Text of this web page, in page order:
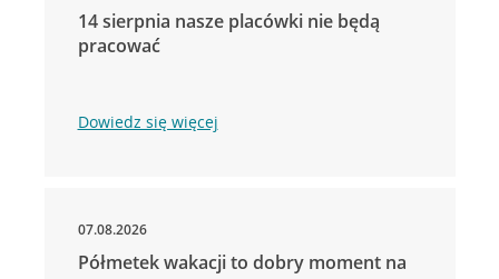
14 sierpnia nasze placówki nie będą
pracować
Dowiedz się więcej
07.08.2026
Półmetek wakacji to dobry moment na